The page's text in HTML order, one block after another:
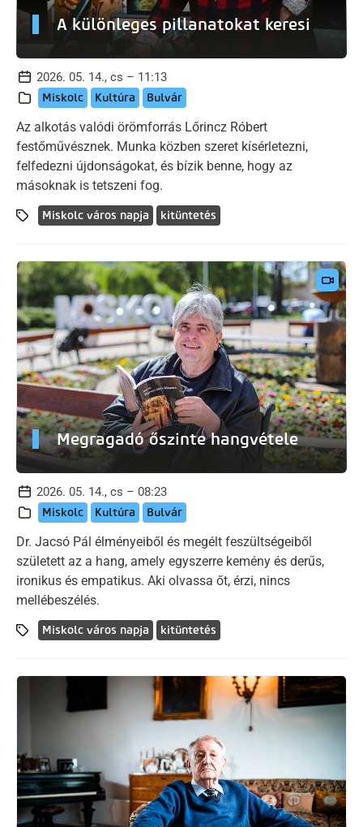
A különleges pillanatokat keresi
2026. 05. 14., cs – 11:13
Miskolc Kultúra Bulvár
Az alkotás valódi örömforrás Lőrincz Róbert
festőművésznek. Munka közben szeret kísérletezni,
felfedezni újdonságokat, és bízik benne, hogy az
másoknak is tetszeni fog.
Miskolc város napja kitüntetés
Megragadó őszinte hangvétele
2026. 05. 14., cs – 08:23
Miskolc Kultúra Bulvár
Dr. Jacsó Pál élményeiből és megélt feszültségeiből
született az a hang, amely egyszerre kemény és derűs,
ironikus és empatikus. Aki olvassa őt, érzi, nincs
mellébeszélés.
Miskolc város napja kitüntetés